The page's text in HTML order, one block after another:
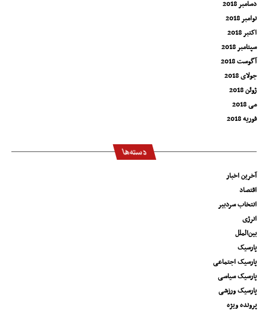
دسامبر 2018
نوامبر 2018
اکتبر 2018
سپتامبر 2018
آگوست 2018
جولای 2018
ژوئن 2018
می 2018
فوریه 2018
دسته‌ها
آخرین اخبار
اقتصاد
انتخاب سردبیر
انرژی
بین‌الملل
پارسیک
پارسیک اجتماعی
پارسیک سیاسی
پارسیک ورزشی
پرونده ویژه